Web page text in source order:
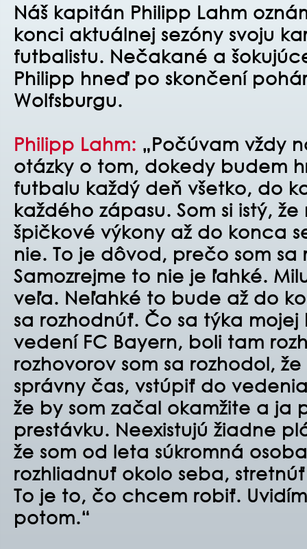
Náš kapitán Philipp Lahm
konci aktuálnej sezóny svoju
futbalistu. Nečakané a
Philipp hneď po skončení
Wolfsburgu.
Philipp Lahm: „Počúvam vždy
otázky o tom, dokedy budem
futbalu každý deň všetko, do
každého zápasu. Som si istý,
špičkové výkony až do konca
nie. To je dôvod, prečo som sa
Samozrejme to nie je ľahké.
veľa. Neľahké to bude až do
sa rozhodnúť. Čo sa týka
vedení FC Bayern, boli tam
rozhovorov som sa rozhodol,
správny čas, vstúpiť do
že by som začal okamžite a ja
prestávku. Neexistujú žiadne
že som od leta súkromná
rozhliadnuť okolo seba,
To je to, čo chcem robiť.
potom.“